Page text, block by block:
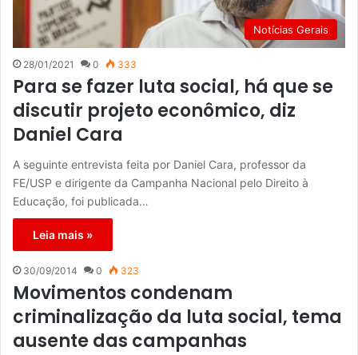
Notícias Gerais
28/01/2021 0 333
Para se fazer luta social, há que se
discutir projeto econômico, diz
Daniel Cara
A seguinte entrevista feita por Daniel Cara, professor da
FE/USP e dirigente da Campanha Nacional pelo Direito à
Educação, foi publicada…
Leia mais »
30/09/2014 0 323
Movimentos condenam
criminalização da luta social, tema
ausente das campanhas